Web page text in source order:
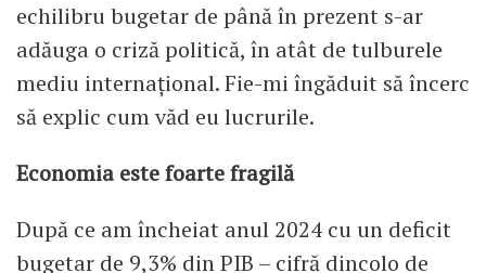
echilibru bugetar de până în prezent s-ar
adăuga o criză politică, în atât de tulburele
mediu internaţional. Fie-mi îngăduit să încerc
să explic cum văd eu lucrurile.
Economia este foarte fragilă
După ce am încheiat anul 2024 cu un deficit
bugetar de 9,3% din PIB – cifră dincolo de